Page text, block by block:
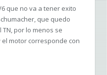
que no va a tener exito
que quedo
por lo menos se
motor corresponde con